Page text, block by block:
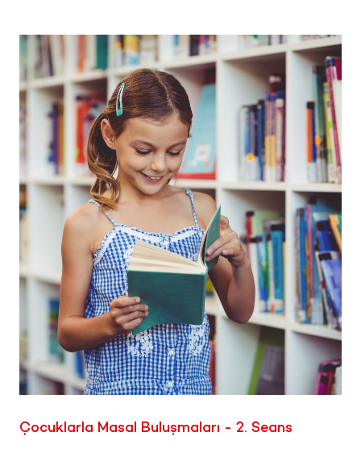
Çocuklarla Masal Buluşmaları - 2. Seans